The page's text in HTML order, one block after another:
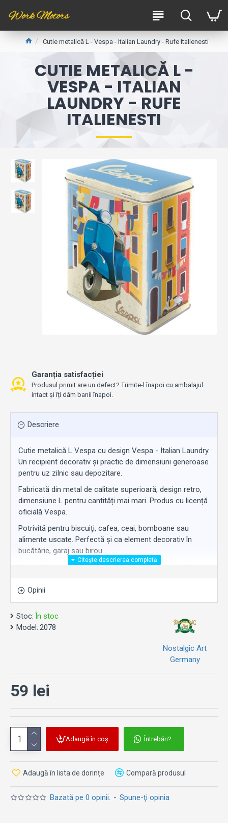
Cutie metalică L - Vespa - Italian Laundry - Rufe Italienesti
CUTIE METALICĂ L -
VESPA - ITALIAN
LAUNDRY - RUFE
ITALIENESTI
Garanția satisfacției
Produsul primit are un defect? Trimite-l înapoi cu ambalajul
intact și îți dăm banii înapoi.
Descriere
Cutie metalică L Vespa cu design Vespa - Italian Laundry.
Un recipient decorativ și practic de dimensiuni generoase
pentru uz zilnic sau depozitare.
Fabricată din metal de calitate superioară, design retro,
dimensiune L pentru cantități mai mari. Produs cu licență
oficială Vespa.
Potrivită pentru biscuiți, cafea, ceai, bomboane sau
alimente uscate. Perfectă și ca element decorativ în
bucătărie, garaj sau birou.
Un cadou original pentru orice pasionat de motociclete
Vespa.
Opinii
Stoc: În stoc
Model: 2078
Nostalgic Art
Germany
Bazată pe 0 opinii. - Spune-ţi opinia
59 lei
Adaugă în coș Întrebări?
Adaugă în lista de dorințe Compară produsul